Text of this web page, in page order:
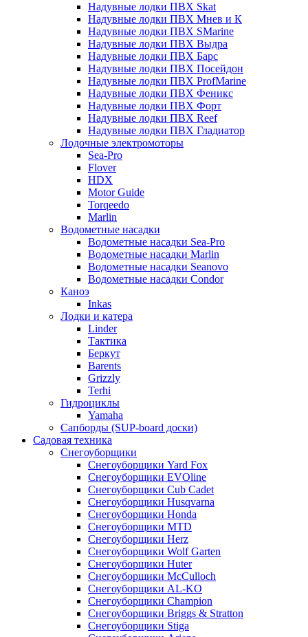
Надувные лодки ПВХ Skat
Надувные лодки ПВХ Мнев и К
Надувные лодки ПВХ SMarine
Надувные лодки ПВХ Выдра
Надувные лодки ПВХ Барс
Надувные лодки ПВХ Посейдон
Надувные лодки ПВХ ProfMarine
Надувные лодки ПВХ Феникс
Надувные лодки ПВХ Форт
Надувные лодки ПВХ Reef
Надувные лодки ПВХ Гладиатор
Лодочные электромоторы
Sea-Pro
Flover
HDX
Motor Guide
Torqeedo
Marlin
Водометные насадки
Водометные насадки Sea-Pro
Водометные насадки Marlin
Водометные насадки Seanovo
Водометные насадки Condor
Каноэ
Inkas
Лодки и катера
Linder
Тактика
Беркут
Barents
Grizzly
Terhi
Гидроциклы
Yamaha
Сапборды (SUP-board доски)
Садовая техника
Снегоуборщики
Снегоуборщики Yard Fox
Снегоуборщики EVOline
Снегоуборщики Cub Cadet
Снегоуборщики Husqvarna
Снегоуборщики Honda
Снегоуборщики MTD
Снегоуборщики Herz
Снегоуборщики Wolf Garten
Снегоуборщики Huter
Снегоуборщики McCulloch
Снегоуборщики AL-KO
Снегоуборщики Champion
Снегоуборщики Briggs & Stratton
Снегоуборщики Stiga